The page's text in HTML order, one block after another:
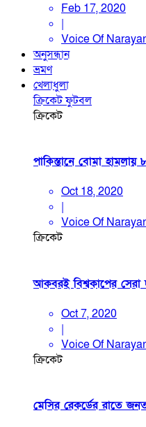
Feb 17, 2020
|
Voice Of
অনুসন্ধান
ভ্রমণ
খেলাধুলা
ক্রিকেটফুটবল
ক্রিকেট
পাকিস্তানে বোমা
Oct 18, 2020
|
Voice Of
ক্রিকেট
আকবরই বিশ্বকাপের
Oct 7, 2020
|
Voice Of
ক্রিকেট
মেসির রেকর্ডের রাতে